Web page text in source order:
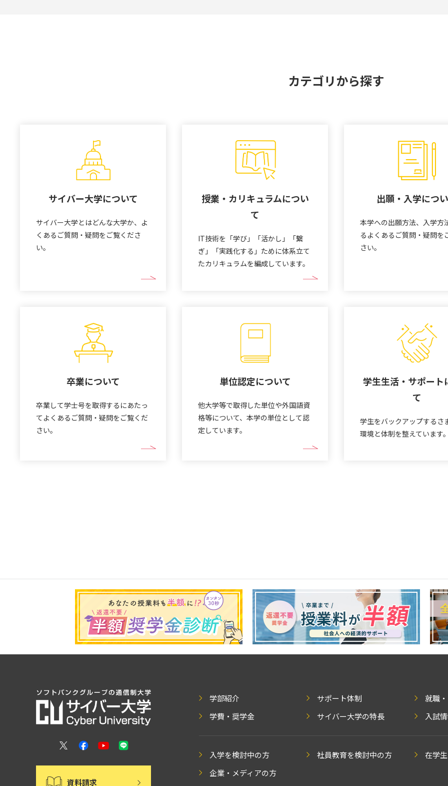
カテゴリから探す
サイバー大学について
サイバー大学とはどんな大学か、よ
くあるご質問・疑問をご覧くださ
い。
授業・カリキュラムについ
て
IT技術を「学び」「活かし」「繋
ぎ」「実践化する」ために体系立て
たカリキュラムを編成しています。
出願・入学につ
本学への出願方法、入学方
るよくあるご質問・疑問を
さい。
卒業について
卒業して学士号を取得するにあたっ
てよくあるご質問・疑問をご覧くだ
さい。
単位認定について
他大学等で取得した単位や外国語資
格等について、本学の単位として認
定しています。
学生生活・サポート
て
学生をバックアップするさ
環境と体制を整えています
資料請求
学部紹介 サポート体制
就職
学費・奨学金
サイバー大学の特長 入試
入学を検討中の方 社員教育を検討中の方
在学
企業・メディアの方